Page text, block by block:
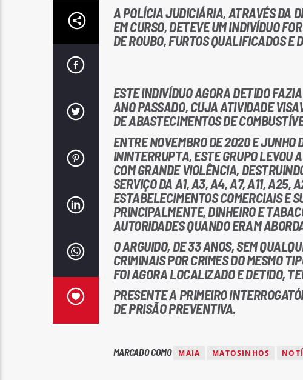
A POLÍCIA JUDICIÁRIA, ATRAVÉS DA
EM CURSO, DETEVE UM INDIVÍDUO
DE ROUBO, FURTOS QUALIFICADOS
ESTE INDIVÍDUO AGORA DETIDO
ANO PASSADO, CUJA ATIVIDADE
DE ABASTECIMENTOS DE
ENTRE NOVEMBRO DE 2020 E JUNHO
ININTERRUPTA, ESTE GRUPO LEVOU
COM GRANDE VIOLÊNCIA,
SERVIÇO DA A1, A3, A4, A7, A11, A25,
ESTABELECIMENTOS COMERCIAIS E
PRINCIPALMENTE, DINHEIRO E
AUTORIDADES QUANDO ERAM
O ARGUIDO, DE 33 ANOS, SEM
CRIMINAIS POR CRIMES DO MESMO
FOI AGORA LOCALIZADO E DETIDO,
PRESENTE A PRIMEIRO
DE PRISÃO PREVENTIVA.
MARCADO COMO MAIA MATOSINHOS